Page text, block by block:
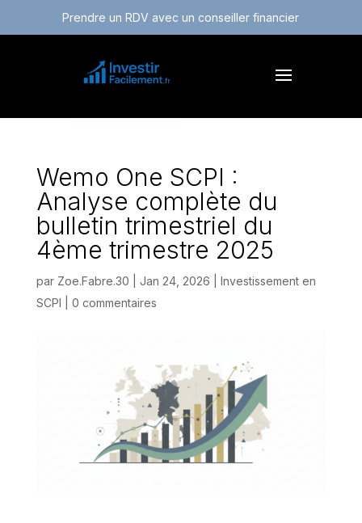
Prendre un RDV avec un conseiller financier
Wemo One SCPI :
Analyse complète du
bulletin trimestriel du
4ème trimestre 2025
par Zoe.Fabre.30 Jan 24, 2026
Investissement en
SCPI
0 commentaires